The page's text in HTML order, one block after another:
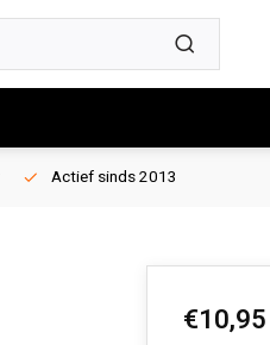
Actief sinds 2013
€10,95